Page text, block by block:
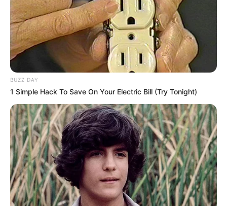
BUZZ DAY
1 Simple Hack To Save On Your Electric Bill (Try Tonight)